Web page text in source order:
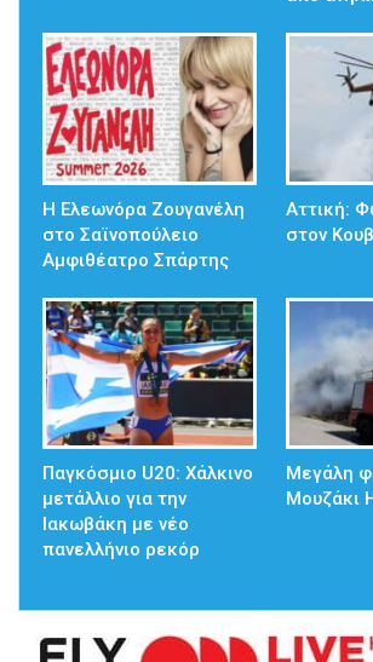
Η Ελεωνόρα Ζουγανέλη
στο Σαϊνοπούλειο
Αμφιθέατρο Σπάρτης
Αττική:
στον
Παγκόσμιο U20: Χάλκινο
μετάλλιο για την
Ιακωβάκη με νέο
πανελλήνιο ρεκόρ
Μεγάλη
Μουζάκι